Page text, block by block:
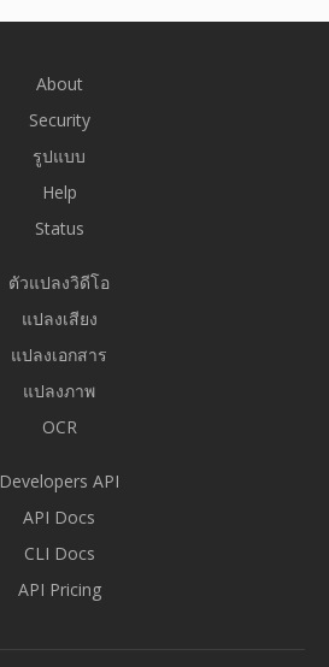
About
Security
รูปแบบ
Help
Status
ตัวแปลงวิดีโอ
แปลงเสียง
แปลงเอกสาร
แปลงภาพ
OCR
Developers API
API Docs
CLI Docs
API Pricing